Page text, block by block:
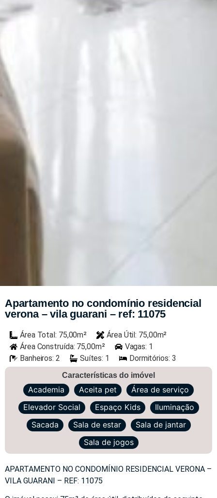
Apartamento no condomínio residencial
verona – vila guarani – ref: 11075
Área Total: 75,00m²
Área Útil: 75,00m²
Área Construída: 75,00m²
Vagas: 1
Banheiros: 2
Suítes: 1 Dormitórios: 3
Características do imóvel
Academia Aceita pet
Área de serviço
Elevador Social
Espaço Kids
Iluminação
Sacada
Sala de estar
Sala de jantar
Sala de jogos
APARTAMENTO NO CONDOMÍNIO RESIDENCIAL VERONA –
VILA GUARANI – REF: 11075